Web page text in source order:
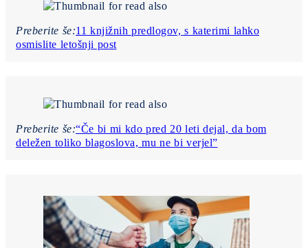
Preberite še:11 knjižnih predlogov, s katerimi lahko
osmislite letošnji post
Preberite še:“Če bi mi kdo pred 20 leti dejal, da bom
deležen toliko blagoslova, mu ne bi verjel”